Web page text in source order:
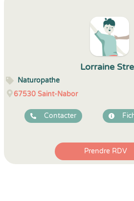
Lorraine
Naturopathe
67530 Saint-Nabor
Contacter
Prendre RDV